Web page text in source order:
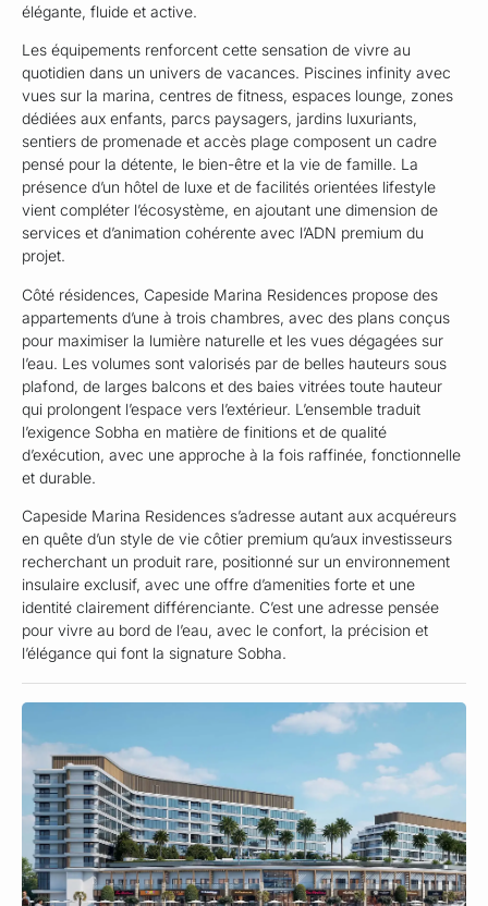
élégante, fluide et active.
Les équipements renforcent cette sensation de vivre au
quotidien dans un univers de vacances. Piscines infinity avec
vues sur la marina, centres de fitness, espaces lounge, zones
dédiées aux enfants, parcs paysagers, jardins luxuriants,
sentiers de promenade et accès plage composent un cadre
pensé pour la détente, le bien-être et la vie de famille. La
présence d’un hôtel de luxe et de facilités orientées lifestyle
vient compléter l’écosystème, en ajoutant une dimension de
services et d’animation cohérente avec l’ADN premium du
projet.
Côté résidences, Capeside Marina Residences propose des
appartements d’une à trois chambres, avec des plans conçus
pour maximiser la lumière naturelle et les vues dégagées sur
l’eau. Les volumes sont valorisés par de belles hauteurs sous
plafond, de larges balcons et des baies vitrées toute hauteur
qui prolongent l’espace vers l’extérieur. L’ensemble traduit
l’exigence Sobha en matière de finitions et de qualité
d’exécution, avec une approche à la fois raffinée, fonctionnelle
et durable.
Capeside Marina Residences s’adresse autant aux acquéreurs
en quête d’un style de vie côtier premium qu’aux investisseurs
recherchant un produit rare, positionné sur un environnement
insulaire exclusif, avec une offre d’amenities forte et une
identité clairement différenciante. C’est une adresse pensée
pour vivre au bord de l’eau, avec le confort, la précision et
l’élégance qui font la signature Sobha.